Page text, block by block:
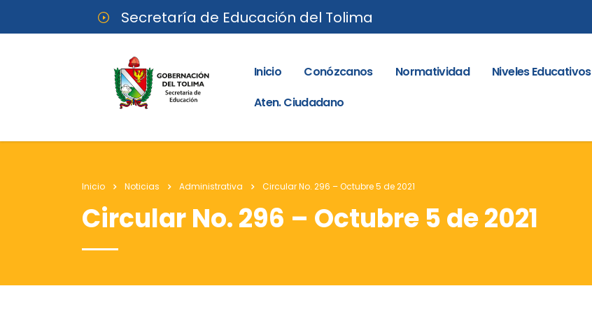
Secretaría de Educación del Tolima
Inicio Conózcanos Normatividad Niveles Educativos
Aten. Ciudadano
Inicio Noticias Administrativa Circular No. 296 – Octubre 5 de 2021
Circular No. 296 – Octubre 5 de 2021